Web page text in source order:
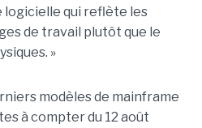
logicielle qui reflète les
de travail plutôt que le
»
modèles de mainframe
à compter du 12 août